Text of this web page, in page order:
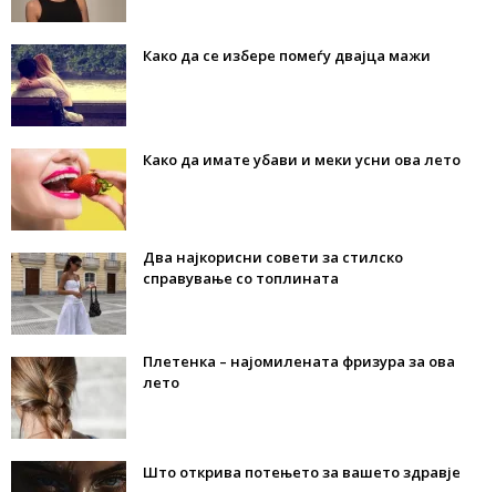
Како да се избере помеѓу двајца мажи
Како да имате убави и меки усни ова лето
Два најкорисни совети за стилско
справување со топлината
Плетенка – најомилената фризура за ова
лето
Што открива потењето за вашето здравје